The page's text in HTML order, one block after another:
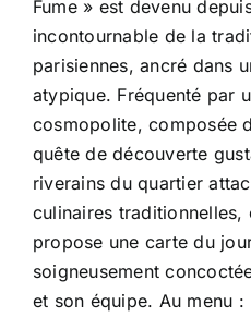
Fume » est devenu
incontournable de la
parisiennes, ancré dans
atypique. Fréquenté par
cosmopolite, composée
quête de découverte
riverains du quartier
culinaires traditionnelles,
propose une carte du
soigneusement
et son équipe. Au menu